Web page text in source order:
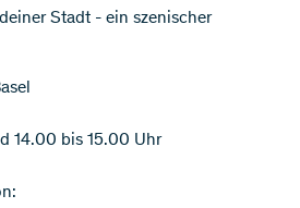
Stadt - ein szenischer
14.00 bis 15.00 Uhr